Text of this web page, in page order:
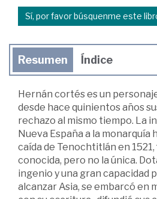
Sí, por favor búsquenme este
Resumen Índice
Hernán cortés es un
desde hace quinientos años
rechazo al mismo tiempo. La
Nueva España a la monarquía
caída de Tenochtitlán en
conocida, pero no la única.
ingenio y una gran capacidad
alcanzar Asia, se embarcó en